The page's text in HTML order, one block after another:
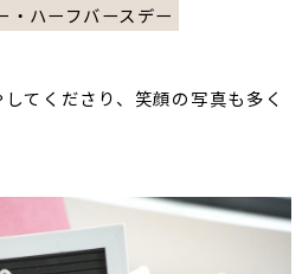
・ハーフバースデー
てくださり、笑顔の写真も多く